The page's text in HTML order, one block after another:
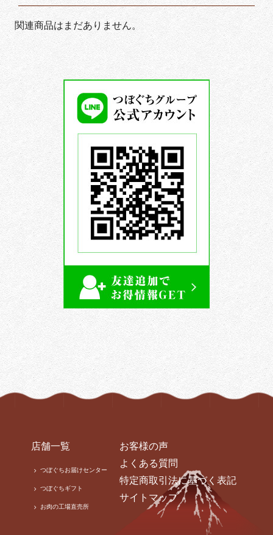
関連商品はまだありません。
つ
ぼ
ち
ー
プ
式
LINE
カ
ウ
ト
店舗一覧
つぼぐちお届けセンター
つぼぐちギフト
お肉の工場直売所
お客様の声
よくある質問
特定商取引法に基づく表記
サイトマップ